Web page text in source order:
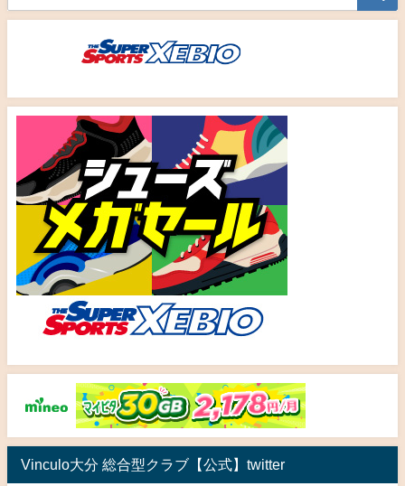
Vinculo大分 総合型クラブ【公式】twitter